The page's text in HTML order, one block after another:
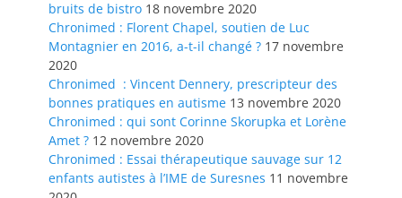
bruits de bistro 18 novembre 2020
Chronimed : Florent Chapel, soutien de Luc
Montagnier en 2016, a-t-il changé ? 17 novembre
2020
Chronimed : Vincent Dennery, prescripteur des
bonnes pratiques en autisme 13 novembre 2020
Chronimed : qui sont Corinne Skorupka et Lorène
Amet ? 12 novembre 2020
Chronimed : Essai thérapeutique sauvage sur 12
enfants autistes à l’IME de Suresnes 11 novembre